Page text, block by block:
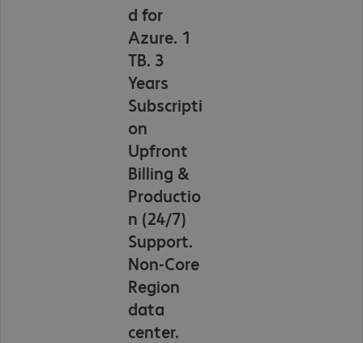
d for
Azure. 1
TB. 3
Years
Subscripti
on
Upfront
Billing &
Productio
n (24/7)
Support.
Non-Core
Region
data
center.